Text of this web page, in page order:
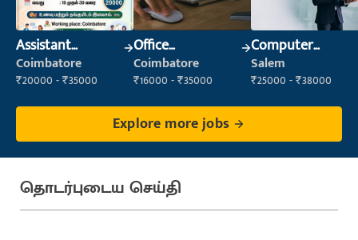
Assistant
Manager
Coimbatore
₹20000 - ₹35000
Office
Administrator
Coimbatore
₹16000 - ₹35000
Computer
Operator
Salem
₹25000 - ₹38000
Explore more jobs
தொடர்புடைய செய்தி